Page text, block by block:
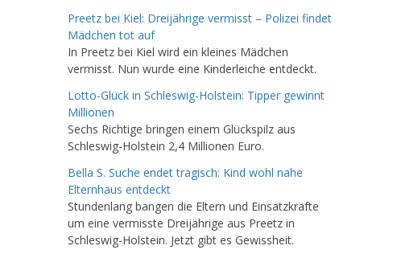
Preetz bei Kiel: Dreijährige vermisst – Polizei findet
Mädchen tot auf
In Preetz bei Kiel wird ein kleines Mädchen
vermisst. Nun wurde eine Kinderleiche entdeckt.
Lotto-Glück in Schleswig-Holstein: Tipper gewinnt
Millionen
Sechs Richtige bringen einem Glückspilz aus
Schleswig-Holstein 2,4 Millionen Euro.
Bella S. Suche endet tragisch: Kind wohl nahe
Elternhaus entdeckt
Stundenlang bangen die Eltern und Einsatzkräfte
um eine vermisste Dreijährige aus Preetz in
Schleswig-Holstein. Jetzt gibt es Gewissheit.